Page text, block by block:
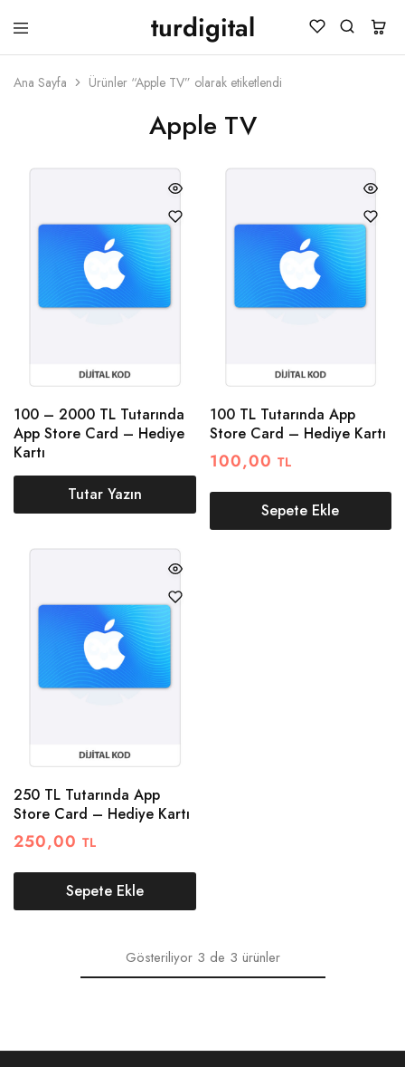
turdigital
TURDIGITAL
Dijital
Kartları
Paketleri
Ana Sayfa Ürünler “Apple TV” olarak etiketlendi
Apple TV
100 – 2000 TL Tutarında
App Store Card – Hediye
Kartı
Tutar Yazın
100 TL Tutarında App
Store Card – Hediye Kartı
100,00 TL
Sepete Ekle
250 TL Tutarında App
Store Card – Hediye Kartı
250,00 TL
Sepete Ekle
Gösteriliyor3 de 3 ürünler